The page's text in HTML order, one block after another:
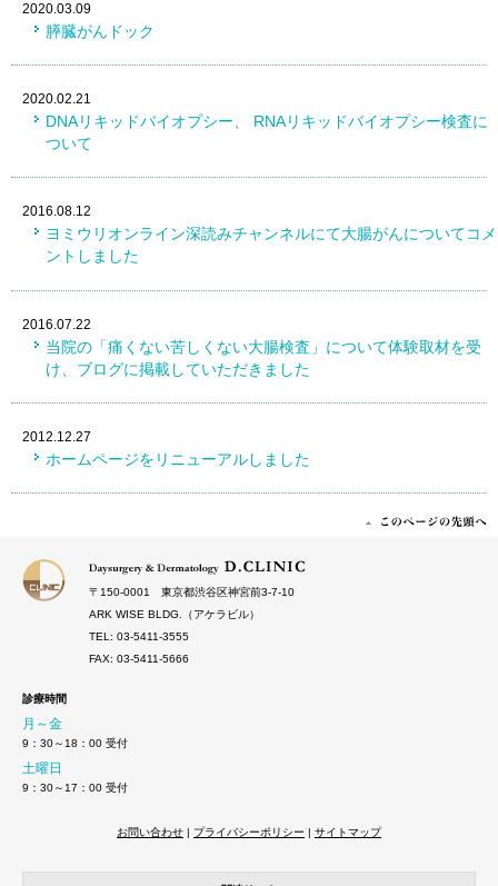
2020.03.09
膵臓がんドック
2020.02.21
DNAリキッドバイオプシー、 RNAリキッドバイオプシー検査に
ついて
2016.08.12
ヨミウリオンライン深読みチャンネルにて大腸がんについてコメ
ントしました
2016.07.22
当院の「痛くない苦しくない大腸検査」について体験取材を受
け、ブログに掲載していただきました
2012.12.27
ホームページをリニューアルしました
〒150‐0001 東京都渋谷区神宮前3-7-10
ARK WISE BLDG.（アケラビル）
TEL: 03-5411-3555
FAX: 03-5411-5666
診療時間
月～金
9：30～18：00 受付
土曜日
9：30～17：00 受付
お問い合わせ | プライバシーポリシー | サイトマップ